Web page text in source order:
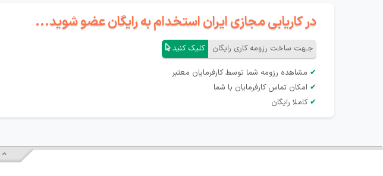
در کاریابی مجازی ایران استخدام به رایگان عضو شوید...
جـهت ساخت رزومه کاری رایگان کلیک کنید
✔ مشاهده رزومه شما توسط کارفرمایان معتبر
✔ امکان تماس کارفرمایان با شما
✔ کاملا رایگان